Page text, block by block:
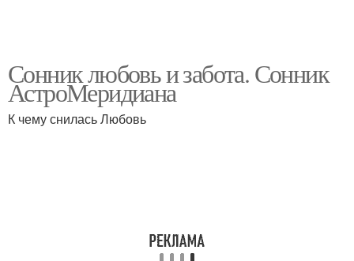
Сонник любовь и забота. Сонник
АстроМеридиана
К чему снилась Любовь